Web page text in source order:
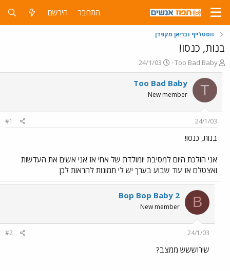
התחבר הירשם
ווסטלייף ובריאן מקפדן
בנות, כנסו!
פ
ו
ת
ח
ה
ש
א
Too Bad Baby
פ
ו
ר
ם
24/1/03
T
Too Bad Baby
New member
24/1/03
#1
בנות, כנסו!
אני הולכת היום למסיבת יומולדת של אחי אז אני אשים את העדשות
ואצטלם אז עוד שבוע בערך יש לי תמונות להראות לכן
B
Bop Bop Baby 2
New member
24/1/03
#2
שירוששש ממצב?